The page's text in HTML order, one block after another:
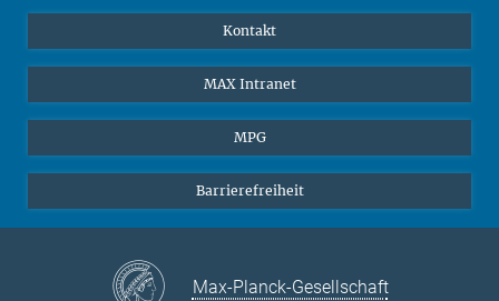
Remote Zugriff EZproxy
Newsletter abonnieren
MPIfG auf LinkedIn
Magazin Gesellschaftsforschung
Kontakt
MAX Intranet
MPG
Barrierefreiheit
Max-Planck-Gesellschaft